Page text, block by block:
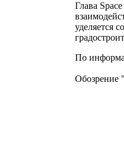
Глава
уделяется
По
Обозрение